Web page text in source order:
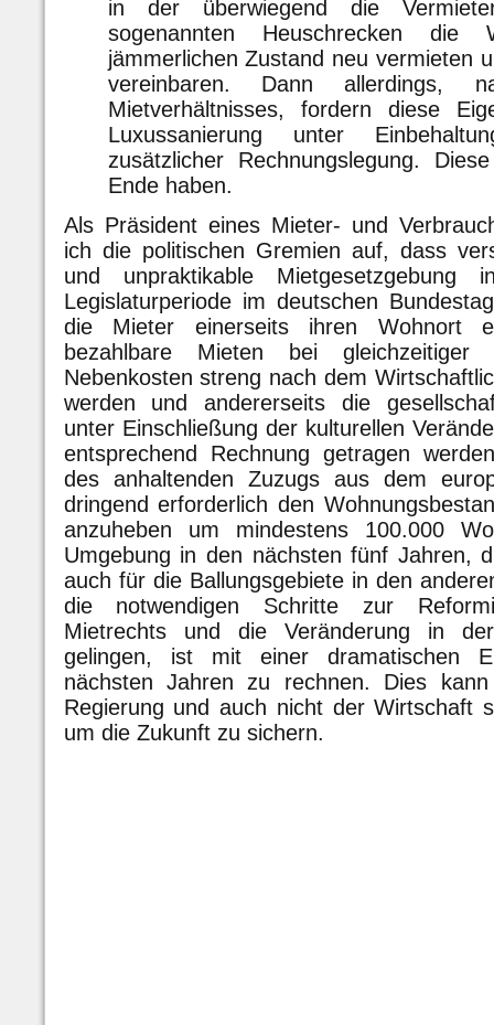
in der überwiegend die
sogenannten Heuschrecken die
jämmerlichen Zustand neu vermieten
vereinbaren. Dann allerdings,
Mietverhältnisses, fordern diese
Luxussanierung unter
zusätzlicher Rechnungslegung.
Ende haben.
Als Präsident eines Mieter- und
ich die politischen Gremien auf, dass
und unpraktikable Mietgesetzgebung
Legislaturperiode im deutschen
die Mieter einerseits ihren Wohnort
bezahlbare Mieten bei
Nebenkosten streng nach dem
werden und andererseits die
unter Einschließung der kulturellen
entsprechend Rechnung getragen
des anhaltenden Zuzugs aus dem
dringend erforderlich den
anzuheben um mindestens 100.000
Umgebung in den nächsten fünf Jahren,
auch für die Ballungsgebiete in den
die notwendigen Schritte zur
Mietrechts und die Veränderung in
gelingen, ist mit einer dramatischen
nächsten Jahren zu rechnen. Dies
Regierung und auch nicht der Wirtschaft
um die Zukunft zu sichern.